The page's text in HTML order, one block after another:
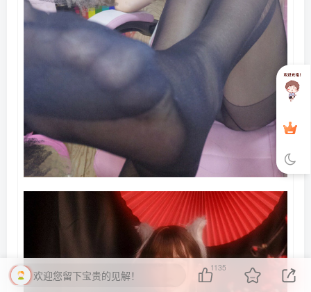
欢迎您留下宝贵的见解！
1135